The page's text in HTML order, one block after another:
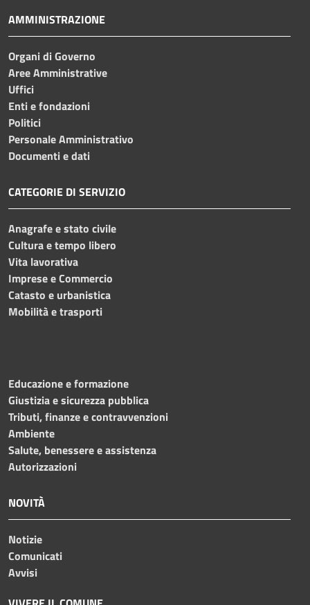
AMMINISTRAZIONE
Organi di Governo
Aree Amministrative
Uffici
Enti e fondazioni
Politici
Personale Amministrativo
Documenti e dati
CATEGORIE DI SERVIZIO
Anagrafe e stato civile
Cultura e tempo libero
Vita lavorativa
Imprese e Commercio
Catasto e urbanistica
Mobilità e trasporti
Educazione e formazione
Giustizia e sicurezza pubblica
Tributi, finanze e contravvenzioni
Ambiente
Salute, benessere e assistenza
Autorizzazioni
NOVITÀ
Notizie
Comunicati
Avvisi